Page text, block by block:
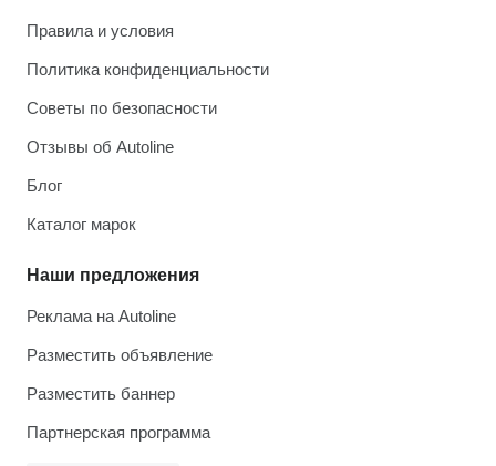
Правила и условия
Политика конфиденциальности
Советы по безопасности
Отзывы об Autoline
Блог
Каталог марок
Наши предложения
Реклама на Autoline
Разместить объявление
Разместить баннер
Партнерская программа